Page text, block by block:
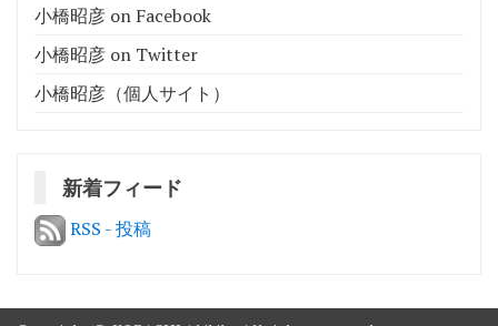
小橋昭彦 on Facebook
小橋昭彦 on Twitter
小橋昭彦（個人サイト）
新着フィード
RSS - 投稿